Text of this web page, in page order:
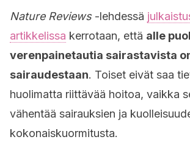
Nature Reviews-lehdessä
artikkelissa kerrotaan, että alle
verenpainetautia sairastavista
sairaudestaan. Toiset eivät saa
huolimatta riittävää hoitoa, vaikka
vähentää sairauksien ja
kokonaiskuormitusta.